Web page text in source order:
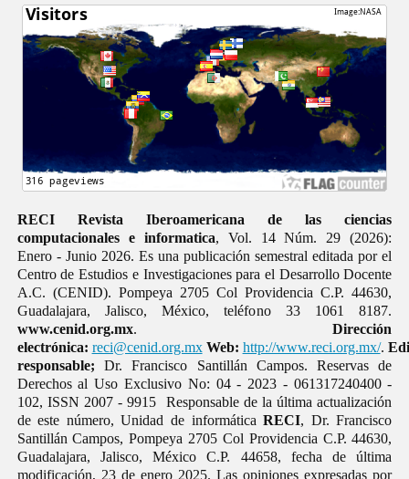
RECI Revista Iberoamericana de las ciencias
computacionales e informatica, Vol. 14 Núm. 29 (2026):
Enero - Junio 2026. Es una publicación semestral editada por el
Centro de Estudios e Investigaciones para el Desarrollo Docente
A.C. (CENID). Pompeya 2705 Col Providencia C.P. 44630,
Guadalajara, Jalisco, México, teléfono 33 1061 8187.
www.cenid.org.mx.Dirección
electrónica: reci@cenid.org.mx Web: http://www.reci.org.mx/.
responsable; Dr. Francisco Santillán Campos. Reservas de
Derechos al Uso Exclusivo No: 04 - 2023 - 061317240400 -
102, ISSN 2007 - 9915 Responsable de la última actualización
de este número, Unidad de informáticaRECI, Dr. Francisco
Santillán Campos, Pompeya 2705 Col Providencia C.P. 44630,
Guadalajara, Jalisco, México C.P. 44658, fecha de última
modificación, 23 de enero 2025. Las opiniones expresadas por